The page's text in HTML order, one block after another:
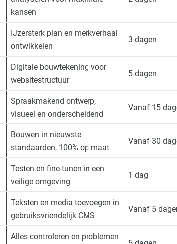
kansen
IJzersterk plan en merkverhaal
ontwikkelen
3 dagen
Digitale bouwtekening voor
websitestructuur
5 dagen
Spraakmakend ontwerp,
visueel en onderscheidend
Vanaf 15
Bouwen in nieuwste
standaarden, 100% op maat
Vanaf 30
Testen en fine-tunen in een
veilige omgeving
1 dag
Teksten en media toevoegen in
gebruiksvriendelijk CMS
Vanaf 5
Alles controleren en problemen